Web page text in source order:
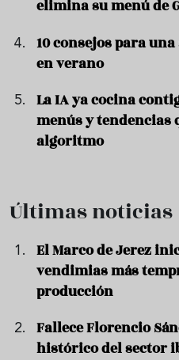
elimina su menú de
10 consejos para
en verano
La IA ya cocina
menús y tendencias
algoritmo
Últimas noticias
El Marco de Jerez
vendimias más
producción
Fallece Florencio
histórico del sector